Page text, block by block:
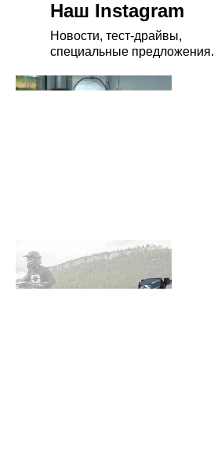
Наш Instagram
Новости, тест-драйвы,
специальные предложения.